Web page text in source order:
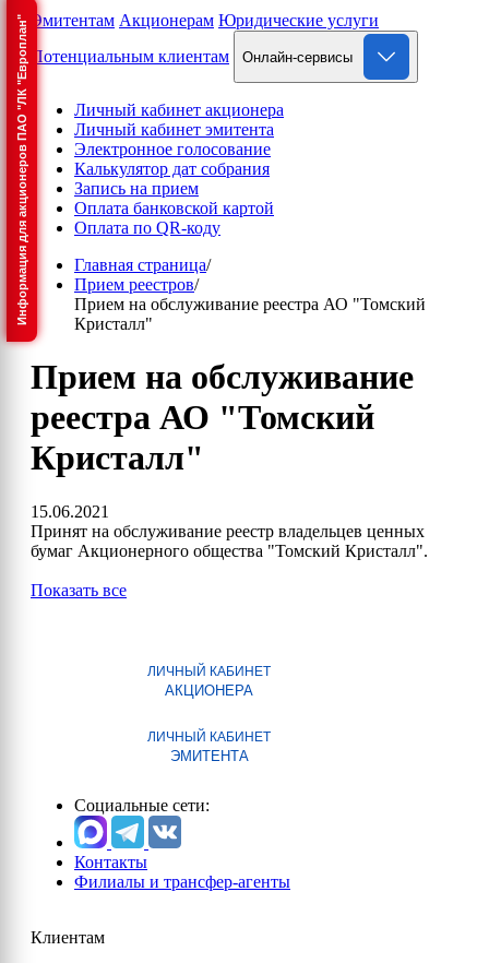
Информация для акционеров ПАО "ЛК "Европлан" Эмитентам Акционерам Юридические услуги
Потенциальным клиентам
Онлайн-сервисы
Личный кабинет акционера
Личный кабинет эмитента
Электронное голосование
Калькулятор дат собрания
Запись на прием
Оплата банковской картой
Оплата по QR-коду
Главная страница/
Прием реестров/
Прием на обслуживание реестра АО "Томский
Кристалл"
Прием на обслуживание
реестра АО "Томский
Кристалл"
15.06.2021
Принят на обслуживание реестр владельцев ценных
бумаг Акционерного общества "Томский Кристалл".
Показать все
ЛИЧНЫЙ КАБИНЕТ
АКЦИОНЕРА
ЛИЧНЫЙ КАБИНЕТ
ЭМИТЕНТА
Социальные сети:
Контакты
Филиалы и трансфер-агенты
Клиентам